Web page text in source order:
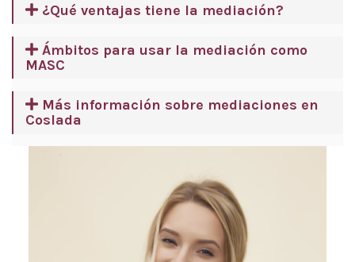
¿Qué ventajas tiene la mediación?
Ámbitos para usar la mediación como
MASC
Más información sobre mediaciones en
Coslada